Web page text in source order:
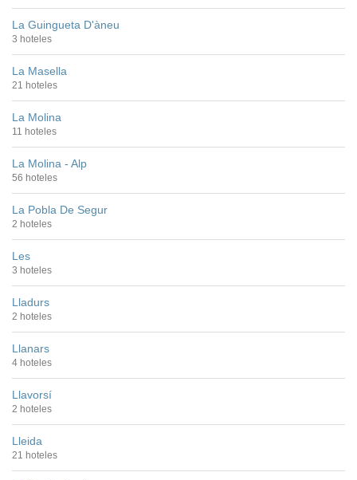
La Guingueta D'àneu
3 hoteles
La Masella
21 hoteles
La Molina
11 hoteles
La Molina - Alp
56 hoteles
La Pobla De Segur
2 hoteles
Les
3 hoteles
Lladurs
2 hoteles
Llanars
4 hoteles
Llavorsí
2 hoteles
Lleida
21 hoteles